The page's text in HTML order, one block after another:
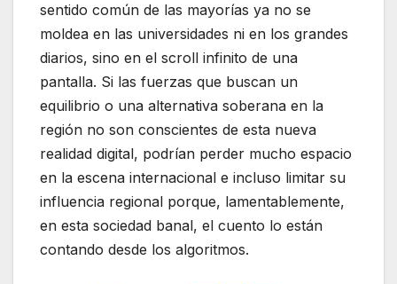
sentido común de las mayorías ya no se
moldea en las universidades ni en los grandes
diarios, sino en el scroll infinito de una
pantalla. Si las fuerzas que buscan un
equilibrio o una alternativa soberana en la
región no son conscientes de esta nueva
realidad digital, podrían perder mucho espacio
en la escena internacional e incluso limitar su
influencia regional porque, lamentablemente,
en esta sociedad banal, el cuento lo están
contando desde los algoritmos.